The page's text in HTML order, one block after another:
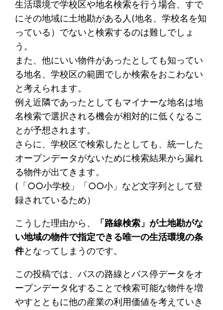
生活環境で学校区や地名検索を行う場合、すで
にその地域に土地勘がある人(地名、学校名を知
っている）でないと検索するのは難しでしょ
う。
また、他にいい物件があったとしても知ってい
る地名、学校区の範囲でしか検索をおこわない
と考えられます。
例え近隣であったとしてもマイナーな地名は地
名検索で選択される機会が相対的に低くなるこ
とが予想されます。
さらに、学校区で検索したとしても、統一した
オープンデータがないために検索結果から漏れ
る物件が出てきます。
(「○○小学校」「○○小」など文字列として登
録されているため）
こうした理由から、
「路線検索」が土地勘がな
い地域の物件で指定できる唯一の生活環境の条
件となってしまうのです。
この投稿では、バスの路線とバス停データをオ
ープンデータ化することで検索可能な物件を増
やすとともに他の産業の利用価値を考えていき